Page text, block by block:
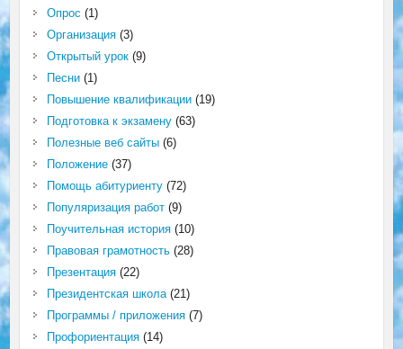
Опрос (1)
Организация(3)
Открытый урок(9)
Песни(1)
Повышение квалификации(19)
Подготовка к экзамену(63)
Полезные веб сайты(6)
Положение(37)
Помощь абитуриенту(72)
Популяризация работ(9)
Поучительная история(10)
Правовая грамотность(28)
Презентация(22)
Президентская школа(21)
Программы / приложения(7)
Профориентация(14)